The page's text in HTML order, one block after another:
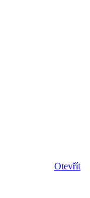
Otevřít